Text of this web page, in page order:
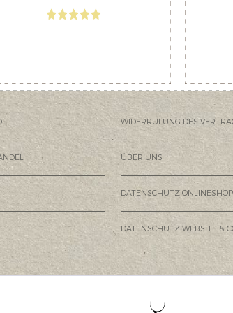
WIDERRUFUNG DES
ÜBER UNS
DATENSCHUTZ ONLINESHOP
DATENSCHUTZ WEBSITE &